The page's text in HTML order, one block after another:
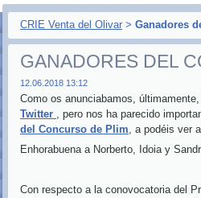
CRIE Venta del Olivar > Ganadores
GANADORES DEL
12.06.2018 13:12
Como os anunciabamos,
Twitter , pero nos ha parecido
del Concurso de Plim, a podéis ver
Enhorabuena a Norberto, Idoia y
Con respecto a la conovocatoria del